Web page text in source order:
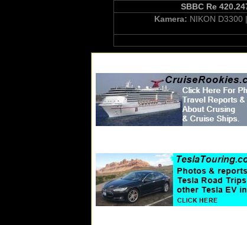
SBBC Re
Kamera: NIKON D3300 |